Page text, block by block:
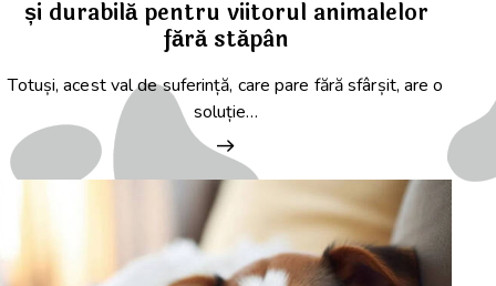
și durabilă pentru viitorul animalelor
fără stăpân
Totuși, acest val de suferință, care pare fără sfârșit, are o
soluție…